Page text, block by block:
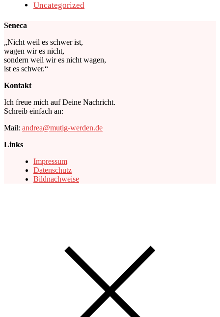
Uncategorized
Seneca
„Nicht weil es schwer ist,
wagen wir es nicht,
sondern weil wir es nicht wagen,
ist es schwer.“
Kontakt
Ich freue mich auf Deine Nachricht.
Schreib einfach an:
Mail: andrea@mutig-werden.de
Links
Impressum
Datenschutz
Bildnachweise